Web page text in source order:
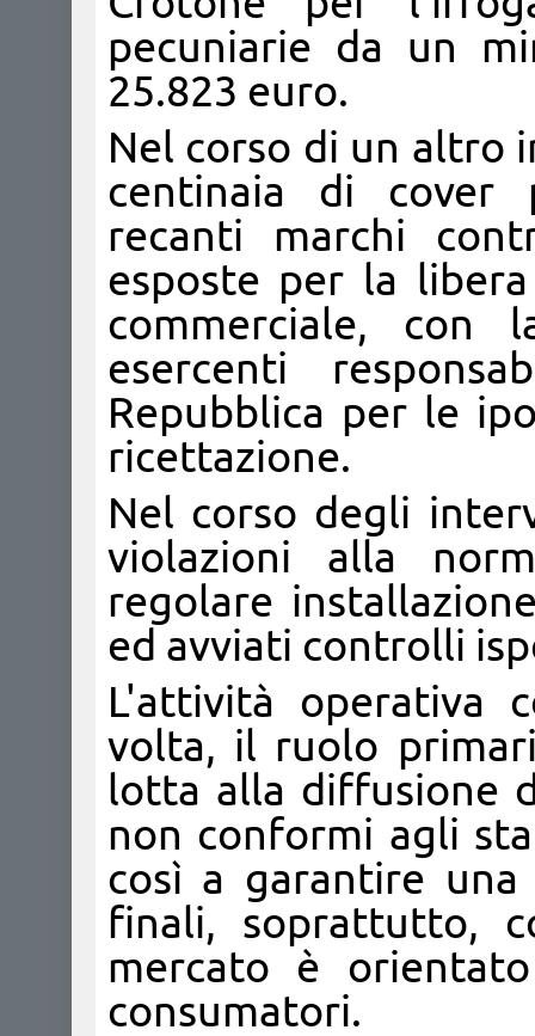
pecuniarie da un
25.823 euro.
Nel corso di un altro
centinaia di cover
recanti marchi
esposte per la
commerciale, con
esercenti
Repubblica per le
ricettazione.
Nel corso degli
violazioni alla
regolare
ed avviati controlli
L'attività operativa
volta, il ruolo
lotta alla diffusione
non conformi agli
così a garantire
finali, soprattutto,
mercato è
consumatori.​​